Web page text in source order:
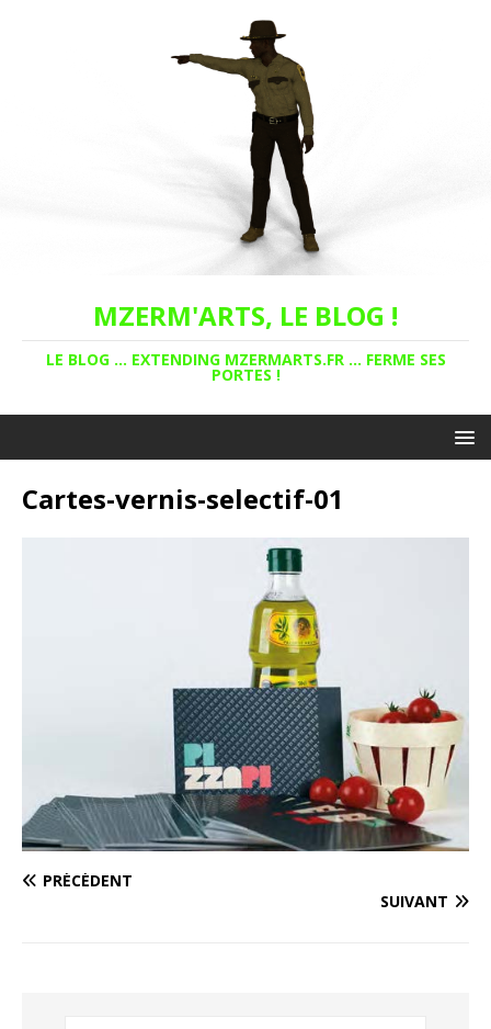
MZERM'ARTS, LE BLOG !
LE BLOG ... EXTENDING MZERMARTS.FR ... FERME SES
PORTES !
Cartes-vernis-selectif-01
PRÉCÉDENT
SUIVANT